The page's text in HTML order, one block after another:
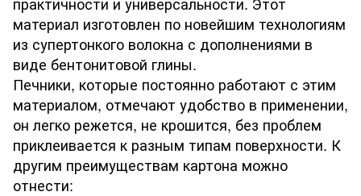
материал изготовлен по новейшим технологиям
из супертонкого волокна с дополнениями в
виде бентонитовой глины.
Печники, которые постоянно работают с этим
материалом, отмечают удобство в применении,
он легко режется, не крошится, без проблем
приклеивается к разным типам поверхности. К
другим преимуществам картона можно
отнести: